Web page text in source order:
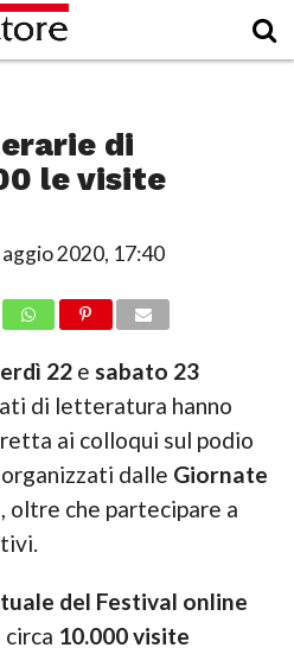
di
le visite
2020, 17:40
22e sabato 23
di letteratura hanno
ai colloqui sul podio
dalle Giornate
, oltre che partecipare a
del Festival online
10.000 visite